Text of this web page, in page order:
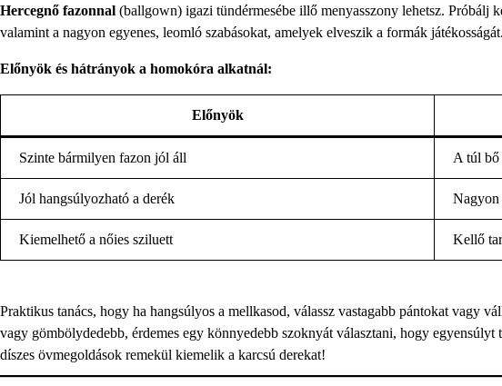
Hercegnő fazonnal (ballgown) igazi tündérmesébe illő menyasszony lehetsz. Próbálj
valamint a nagyon egyenes, leomló szabásokat, amelyek elveszik a formák játékosságát.
Előnyök és hátrányok a homokóra alkatnál:
Előnyök
Szinte bármilyen fazon jól áll A túl bő
Jól hangsúlyozható a derék Nagyon
Kiemelhető a nőies sziluett Kellő
Praktikus tanács, hogy ha hangsúlyos a mellkasod, válassz vastagabb pántokat vagy
vagy gömbölydedebb, érdemes egy könnyedebb szoknyát választani, hogy
díszes övmegoldások remekül kiemelik a karcsú derekat!